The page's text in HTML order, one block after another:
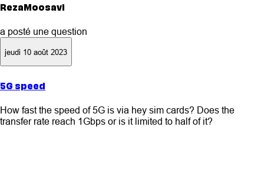
RezaMoosavi
a posté une question
jeudi 10 août 2023
5G speed
How fast the speed of 5G is via hey sim cards? Does the
transfer rate reach 1Gbps or is it limited to half of it?